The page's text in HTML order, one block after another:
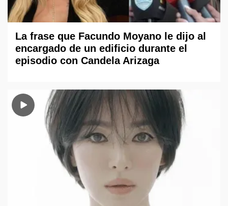
La frase que Facundo Moyano le dijo al
encargado de un edificio durante el
episodio con Candela Arizaga